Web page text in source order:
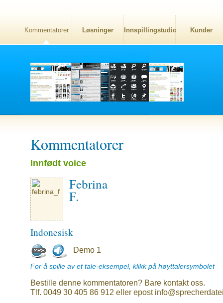
Kommentatorer Løsninger Innspillingstudio Kunder
Kommentatorer
Innfødt voice
Febrina
F.
Indonesisk
Demo 1
For å spille av et tale-eksempel, klikk på høyttalersymbolet
Bestille denne kommentatoren? Bare kontakt oss.
Tlf. 0049 30 405 86 912 eller epost